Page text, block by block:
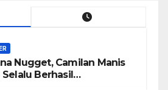
Nugget, Camilan Manis
Berhasil